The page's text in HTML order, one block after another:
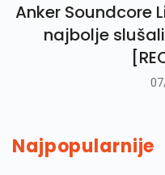
Anker Soundcore
najbolje
Najpopularnije